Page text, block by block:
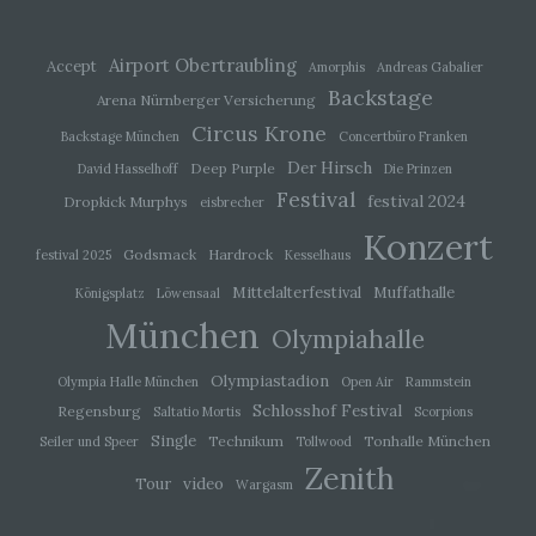
Accept Airport Obertraubling Amorphis Andreas Gabalier
Arena Nürnberger Versicherung Backstage
Backstage München Circus Krone
Concertbüro Franken
David Hasselhoff
Deep Purple Der Hirsch Die Prinzen
Dropkick Murphys eisbrecher Festival festival 2024
festival 2025 Godsmack Hardrock Kesselhaus Konzert
Königsplatz Löwensaal Mittelalterfestival Muffathalle
München Olympiahalle
Olympia Halle München Olympiastadion Open Air Rammstein
Regensburg Saltatio Mortis Schlosshof Festival
Scorpions
Seiler und Speer
Single Technikum Tollwood Tonhalle München
Tour video Wargasm Zenith
Willensbekundung in Form einer Erklärung oder
Handlung, mit der die betroffene Person zu
verstehen gibt, dass sie mit der Verarbeitung der
sie betreffenden personenbezogenen Daten
einverstanden ist.
Name und Anschrift des für die Verarbeitung
Verantwortlicher im Sinne der Datenschutz-
Grundverordnung, sonstiger in den Mitgliedstaaten der
und anderer Bestimmungen mit
datenschutzrechtlichem Charakter ist die:
Michaela Mayerr
Hauffstraße 10